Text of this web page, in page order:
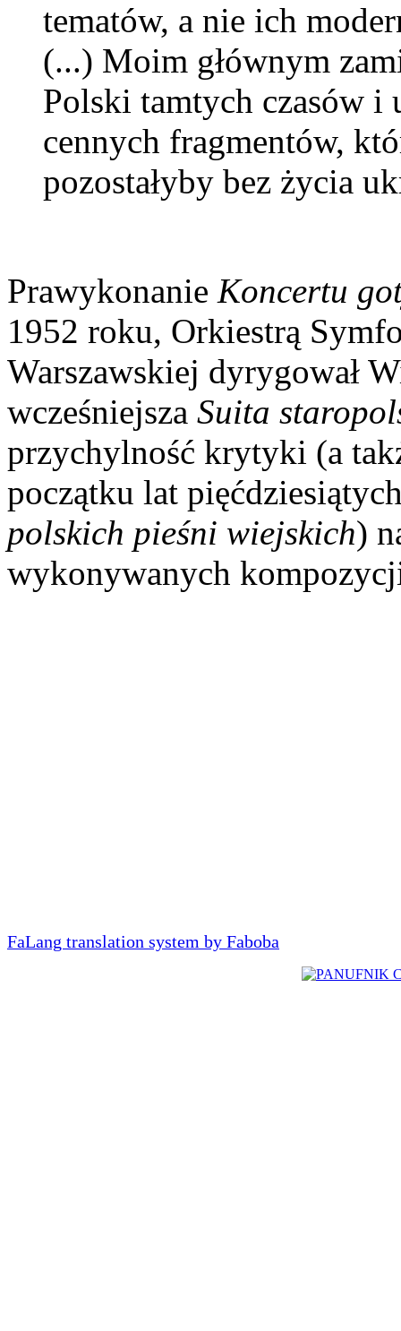
tematów, a nie ich
(...) Moim głównym
Polski tamtych czasów i
cennych fragmentów,
pozostałyby bez życia
Prawykonanie Koncertu
1952 roku, Orkiestrą
Warszawskiej dyrygował
wcześniejsza Suita
przychylność krytyki (a
początku lat
polskich pieśni wiejskich)
wykonywanych
FaLang translation system by Faboba